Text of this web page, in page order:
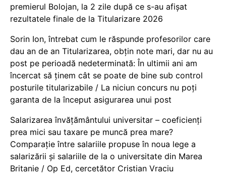
premierul Bolojan, la 2 zile după ce s-au afișat
rezultatele finale de la Titularizare 2026
Sorin Ion, întrebat cum le răspunde profesorilor care
dau an de an Titularizarea, obțin note mari, dar nu au
post pe perioadă nedeterminată: În ultimii ani am
încercat să ținem cât se poate de bine sub control
posturile titularizabile / La niciun concurs nu poți
garanta de la început asigurarea unui post
Salarizarea învățământului universitar – coeficienți
prea mici sau taxare pe muncă prea mare?
Comparație între salariile propuse în noua lege a
salarizării și salariile de la o universitate din Marea
Britanie / Op Ed, cercetător Cristian Vraciu